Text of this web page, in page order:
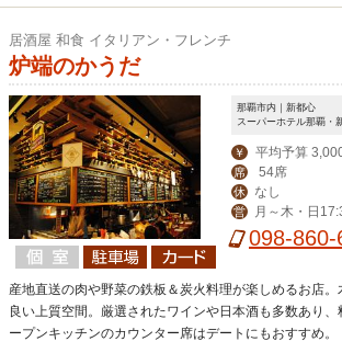
居酒屋 和食 イタリアン・フレンチ
炉端のかうだ
那覇市内｜新都心
スーパーホテル那覇・
￥ 平均予算
席 54席
休 なし
営
月～木・日
祝前17:30-翌2:00
098-860-
産地直送の肉や野菜の鉄板＆炭火料理が楽しめるお店
良い上質空間。厳選されたワインや日本酒も多数あり
ープンキッチンのカウンター席はデートにもおすすめ。